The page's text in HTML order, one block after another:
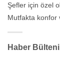
Şefler için özel
Mutfakta konfor
Haber Bülteni